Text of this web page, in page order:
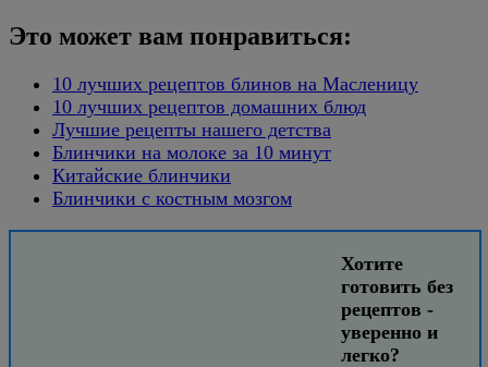
Это может вам понравиться:
10 лучших рецептов блинов на Масленицу
10 лучших рецептов домашних блюд
Лучшие рецепты нашего детства
Блинчики на молоке за 10 минут
Китайские блинчики
Блинчики с костным мозгом
Хотите
готовить без
рецептов -
уверенно и
легко?